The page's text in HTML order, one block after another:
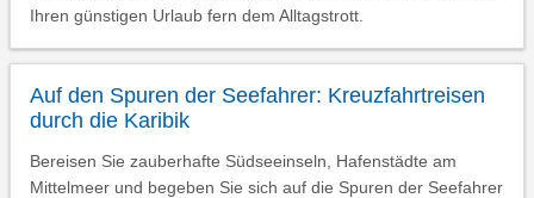
Ihren günstigen Urlaub fern dem Alltagstrott.
Auf den Spuren der Seefahrer: Kreuzfahrtreisen
durch die Karibik
Bereisen Sie zauberhafte Südseeinseln, Hafenstädte am
Mittelmeer und begeben Sie sich auf die Spuren der Seefahrer